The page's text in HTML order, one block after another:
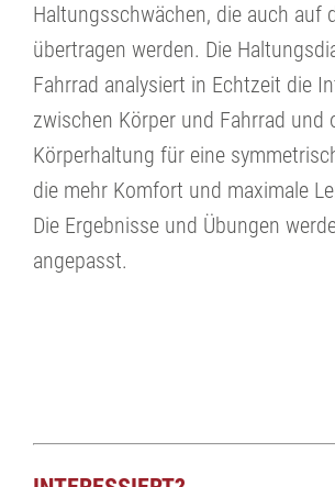
Haltungsschwächen, die auch auf
übertragen werden. Die
Fahrrad analysiert in Echtzeit die
zwischen Körper und Fahrrad und
Körperhaltung für eine
die mehr Komfort und maximale
Die Ergebnisse und Übungen
angepasst.